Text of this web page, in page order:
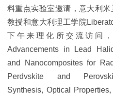
料重点实验室邀请，意大利米
教授和意大利理工学院
下午来理化所交流访问
Advancements in Lead
and Nanocomposites for
Perdvskite and
Synthesis, Optical